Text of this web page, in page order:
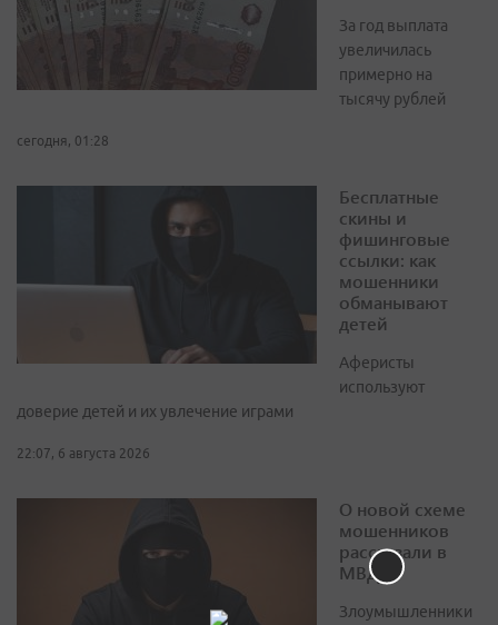
За год выплата
увеличилась
примерно на
тысячу рублей
сегодня, 01:28
Бесплатные
скины и
фишинговые
ссылки: как
мошенники
обманывают
детей
Аферисты
используют
доверие детей и их увлечение играми
22:07, 6 августа 2026
О новой схеме
мошенников
рассказали в
МВД
Злоумышленники